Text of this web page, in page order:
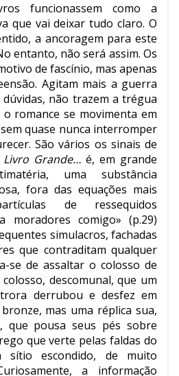
funcionassem como a
que vai deixar tudo claro. O
a ancoragem para este
entanto, não será assim. Os
de fascínio, mas apenas
Agitam mais a guerra
não trazem a trégua
romance se movimenta em
quase nunca interromper
São vários os sinais de
Livro Grande… é, em grande
uma substância
fora das equações mais
de ressequidos
moradores comigo» (p.29)
simulacros, fachadas
que contraditam qualquer
se de assaltar o colosso de
descomunal, que um
derrubou e desfez em
mas uma réplica sua,
que pousa seus pés sobre
que verte pelas faldas do
sítio escondido, de muito
a informação